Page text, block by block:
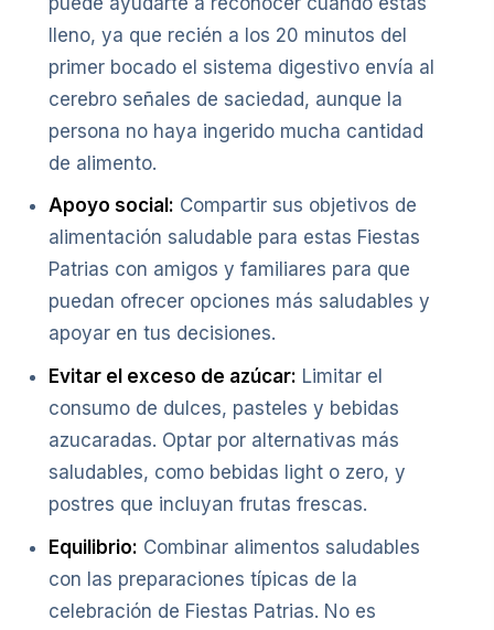
lleno, ya que recién a los 20 minutos del
primer bocado el sistema digestivo envía al
cerebro señales de saciedad, aunque la
persona no haya ingerido mucha cantidad
de alimento.
Apoyo social: Compartir sus objetivos de
alimentación saludable para estas Fiestas
Patrias con amigos y familiares para que
puedan ofrecer opciones más saludables y
apoyar en tus decisiones.
Evitar el exceso de azúcar: Limitar el
consumo de dulces, pasteles y bebidas
azucaradas. Optar por alternativas más
saludables, como bebidas light o zero, y
postres que incluyan frutas frescas.
Equilibrio: Combinar alimentos saludables
con las preparaciones típicas de la
celebración de Fiestas Patrias. No es